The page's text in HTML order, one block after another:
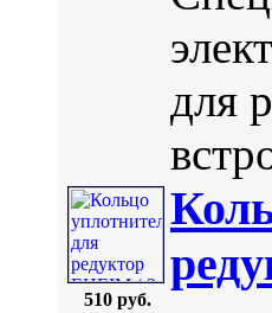
для
510 руб.